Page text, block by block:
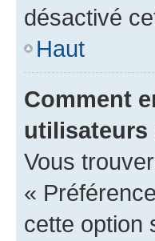
désactivé
Haut
Comment
utilisateurs
Vous
«
cette option